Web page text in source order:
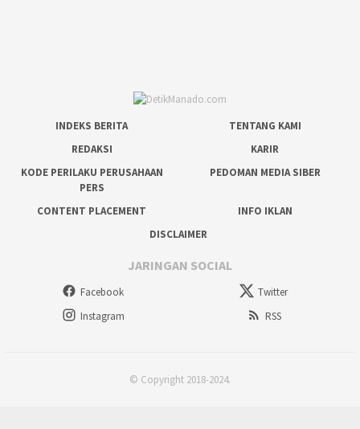
INDEKS BERITA
TENTANG KAMI
REDAKSI
KARIR
KODE PERILAKU PERUSAHAAN
PERS
PEDOMAN MEDIA SIBER
CONTENT PLACEMENT
INFO IKLAN
DISCLAIMER
JARINGAN SOCIAL
Facebook
Twitter
Instagram
RSS
© Copyright 2018-2024.